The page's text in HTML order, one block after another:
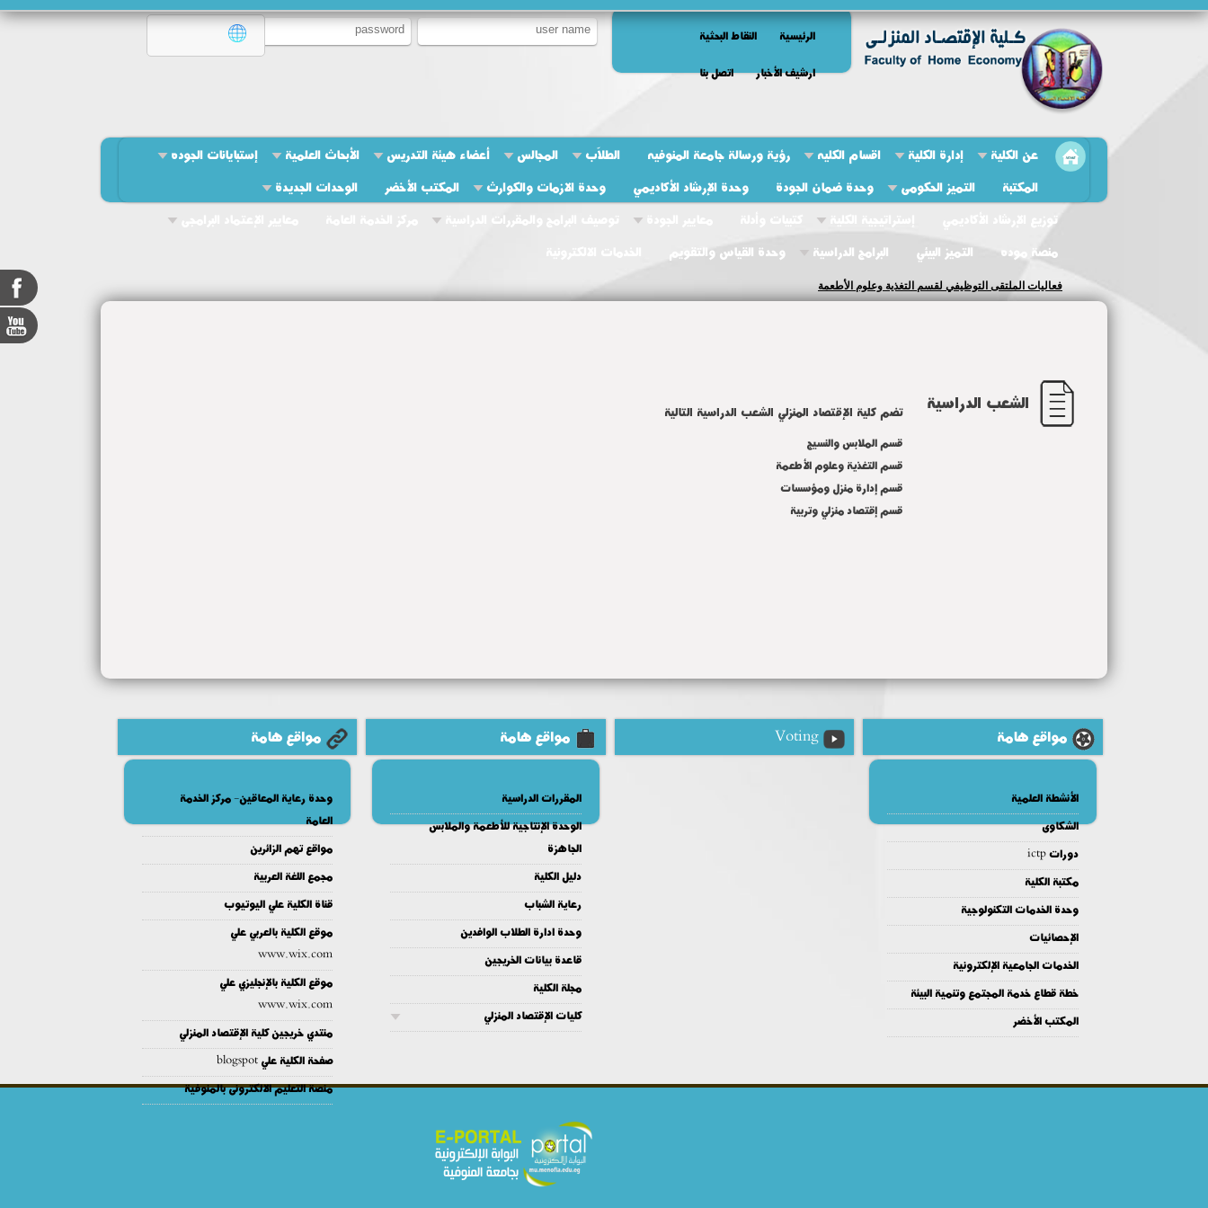
الرئيسية
النقاط البحثية
ارشيف الأخبار
اتصل بنا
عن الكلية إدارة الكلية اقسام الكليه رؤية ورسالة جامعة المنوفيه الطلاّب المجالس أعضاء هيئة التدريس الأبحاث العلمية
إستبايانات الجوده
المكتبة
التميز الحكومى وحدة ضمان الجودة وحدة الإرشاد الأكاديمي وحدة الازمات والكوارث المكتب الأخضر
الوحدات الجديدة
توزيع الإرشاد الأكاديمي
توصيف البرامج والمقررات الدراسية
منصة موده
التميز البيئي البرامج الدراسية وحدة القياس والتقويم
فعاليات الملتقى التوظيفي لقسم التغذية وعلوم الأطعمة
الشعب الدراسية تضم كلية الإقتصاد المنزلي الشعب الدراسية التالية
قسم الملابس والنسيج
قسم التغذية وعلوم الأطعمة
قسم إدارة منزل ومؤسسات
قسم إقتصاد منزلي وتربية
مواقع هامة
الأنشطة العلمية
الشكاوى
دورات ictp
مكتبة الكلية
وحدة الخدمات التكنولوجية
الإحصائيات
الخدمات الجامعية الإلكترونية
خطة قطاع خدمة المجتمع وتنمية البيئة
المكتب الأخضر
Voting مواقع هامة
المقررات الدراسية
الوحدة الإنتاجية للأطعمة والملابس
الجاهزة
دليل الكلية
رعاية الشباب
وحدة ادارة الطلاب الوافدين
قاعدة بيانات الخريجين
مجلة الكلية
كليات الإقتصاد المنزلي
مواقع هامة
وحدة رعاية المعاقين- مركز الخدمة
العامة
مواقع تهم الزائرين
مجمع اللغة العربية
قناة الكلية علي اليوتيوب
موقع الكلية بالعربي علي
www.wix.com
موقع الكلية بالإنجليزي علي
www.wix.com
منتدي خريجين كلية الإقتصاد المنزلي
صفحة الكلية علي blogspot
منصة التعليم الالكترونى بالمنوفية